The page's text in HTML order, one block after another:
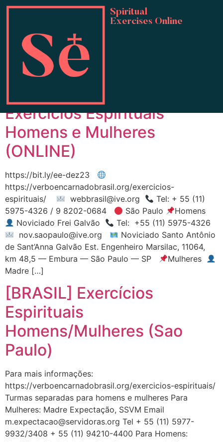
Spiritual
Exercises Online
Tag: Santo Inácio de
Loyola
Exercícios Espirituais
Homens e Mulheres
(ONLINE)
https://bit.ly/ee-dez23
https://verboencarnadobrasil.org/exercicios-
espirituais/
webbrasil@ive.org
Tel: + 55 (11)
5975-4326 / 9 8202-0684
São Paulo
Homens
Noviciado Frei Galvão
Tel: +55 (11) 5975-4326
nov.saopaulo@ive.org
Noviciado Santo Antônio
de Sant’Anna Galvão Est. Engenheiro Marsilac, 11064,
km 48,5 — Embura — São Paulo — SP
Mulheres
Madre […]
[BRASIL] Exercícios
Espirituais
Homens/Mulheres (Sao
Paulo)
Para mais informações:
https://verboencarnadobrasil.org/exercicios-espirituais/
Turmas separadas para homens e mulheres Para
Mulheres: Madre Expectação, SSVM Email
m.expectacao@servidoras.org Tel + 55 (11) 5977-
9932/3408 + 55 (11) 94210-4400 Para Homens: